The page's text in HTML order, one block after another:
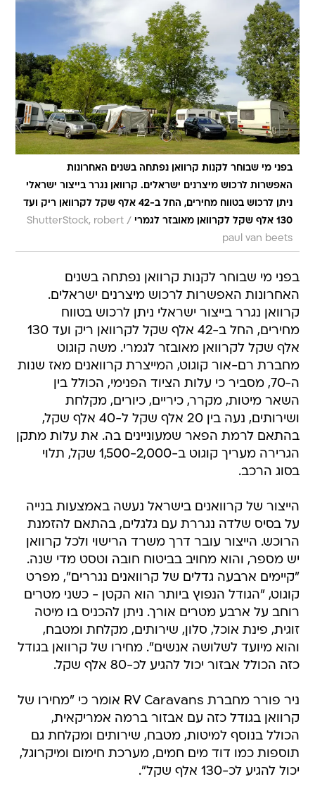
בפני מי שבוחר לקנות קרוואן נפתחה בשנים האחרונות
האפשרות לרכוש מיצרנים ישראלים. קרוואן נגרר בייצור ישראלי
ניתן לרכוש בטווח מחירים, החל ב-42 אלף שקל לקרוואן ריק ועד
130 אלף שקל לקרוואן מאובזר לגמרי
/
ShutterStock, robert
paul van beets
בפני מי שבוחר לקנות קרוואן נפתחה בשנים
האחרונות האפשרות לרכוש מיצרנים ישראלים.
קרוואן נגרר בייצור ישראלי ניתן לרכוש בטווח
מחירים, החל ב-42 אלף שקל לקרוואן ריק ועד 130
אלף שקל לקרוואן מאובזר לגמרי. משה קוגוט
מחברת רם-אור קוגוט, המייצרת קרוואנים מאז שנות
ה-70, מסביר כי עלות הציוד הפנימי, הכולל בין
השאר מיטות, מקרר, כיריים, כיורים, מקלחת
ושירותים, נעה בין 20 אלף שקל ל-40 אלף שקל,
בהתאם לרמת הפאר שמעוניינים בה. את עלות מתקן
הגרירה מעריך קוגוט ב-1,500-2,000 שקל, תלוי
בסוג הרכב.
הייצור של קרוואנים בישראל נעשה באמצעות בנייה
על בסיס שלדה נגררת עם גלגלים, בהתאם להזמנת
הרוכש. הייצור עובר דרך משרד הרישוי ולכל קרוואן
יש מספר, והוא מחויב בביטוח חובה וטסט מדי שנה.
"קיימים ארבעה גדלים של קרוואנים נגררים", מפרט
קוגוט, "הגודל הנפוץ ביותר הוא הקטן - כשני מטרים
רוחב על ארבע מטרים אורך. ניתן להכניס בו מיטה
זוגית, פינת אוכל, סלון, שירותים, מקלחת ומטבח,
והוא מיועד לשלושה אנשים". מחירו של קרוואן בגודל
כזה הכולל אבזור יכול להגיע לכ-80 אלף שקל.
ניר פורר מחברת RV Caravans אומר כי "מחירו של
קרוואן בגודל כזה עם אבזור ברמה אמריקאית,
הכולל בנוסף למיטות, מטבח, שירותים ומקלחת גם
תוספות כמו דוד מים חמים, מערכת חימום ומיקרוגל,
יכול להגיע לכ-130 אלף שקל".